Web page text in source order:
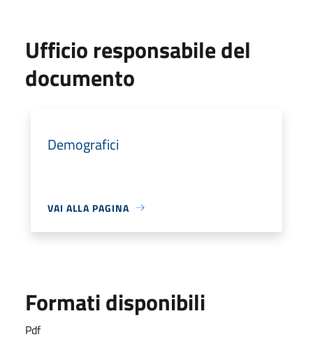
Ufficio responsabile del
documento
Demografici
VAI ALLA PAGINA
Formati disponibili
Pdf